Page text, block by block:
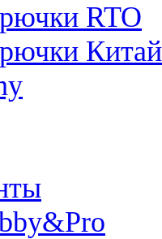
RTO
Китай